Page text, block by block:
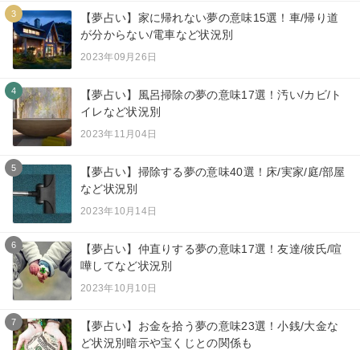
3
【夢占い】家に帰れない夢の意味15選！車/帰り道
が分からない/電車など状況別
2023年09月26日
4
【夢占い】風呂掃除の夢の意味17選！汚い/カビ/ト
イレなど状況別
2023年11月04日
5
【夢占い】掃除する夢の意味40選！床/実家/庭/部屋
など状況別
2023年10月14日
6
【夢占い】仲直りする夢の意味17選！友達/彼氏/喧
嘩してなど状況別
2023年10月10日
7
【夢占い】お金を拾う夢の意味23選！小銭/大金な
ど状況別暗示や宝くじとの関係も